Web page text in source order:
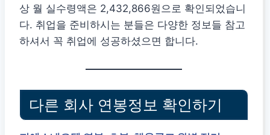
상 월 실수령액은 2,432,866원으로 확인되었습니
다. 취업을 준비하시는 분들은 다양한 정보들 참고
하셔서 꼭 취업에 성공하셨으면 합니다.
다른 회사 연봉정보 확인하기